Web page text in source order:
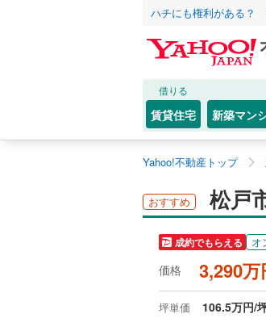
ハチにも権利がある？
借りる
賃貸住宅 新築マン
Yahoo!不動産トップ
おすすめ 松戸
成約でもらえる オ
価格 3,290万
坪単価 106.5万円/